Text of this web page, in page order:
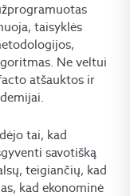
taisyklės
Ne veltui
atšauktos ir
tai, kad
savotišką
teigiančių, kad
kad ekonominė